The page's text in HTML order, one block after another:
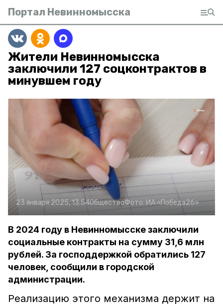
Портал Невинномысска
Жители Невинномысска
заключили 127 соцконтрактов в
минувшем году
23 января 2025, 13:54ОбществоФото: ИА «Победа26»
В 2024 году в Невинномысске заключили
социальные контракты на сумму 31,6 млн
рублей. За господдержкой обратились 127
человек, сообщили в городской
администрации.
Реализацию этого механизма держит на